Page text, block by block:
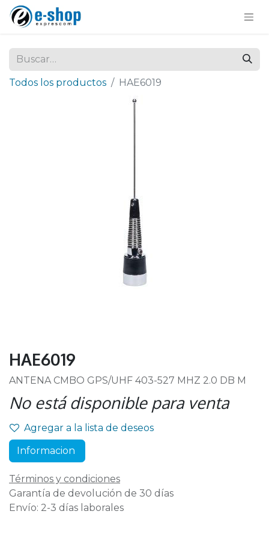
Todos los productos HAE6019
HAE6019
ANTENA CMBO GPS/UHF 403-527 MHZ 2.0 DB M
No está disponible para venta
Agregar a la lista de deseos
Informacion
Términos y condiciones
Garantía de devolución de 30 días
Envío: 2-3 días laborales